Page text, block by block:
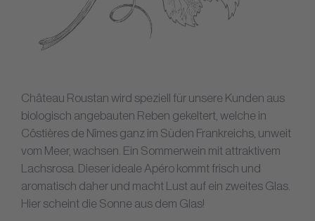
Château Roustan wird speziell für unsere Kunden aus
biologisch angebauten Reben gekeltert, welche in
Côstières de Nîmes ganz im Süden Frankreichs, unweit
vom Meer, wachsen. Ein Sommerwein mit attraktivem
Lachsrosa. Dieser ideale Apéro kommt frisch und
aromatisch daher und macht Lust auf ein zweites Glas.
Hier scheint die Sonne aus dem Glas!